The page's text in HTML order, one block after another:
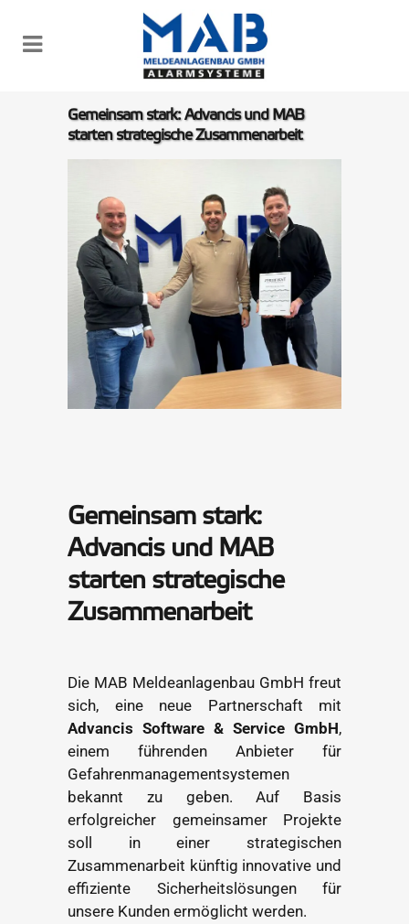
Gemeinsam stark: Advancis und MAB
starten strategische Zusammenarbeit
Gemeinsam stark:
Advancis und MAB
starten strategische
Zusammenarbeit
Die MAB Meldeanlagenbau GmbH freut
sich, eine neue Partnerschaft mit
Advancis Software & Service GmbH,
einem führenden Anbieter für
Gefahrenmanagementsystemen
bekannt zu geben. Auf Basis
erfolgreicher gemeinsamer Projekte
soll in einer strategischen
Zusammenarbeit künftig innovative und
effiziente Sicherheitslösungen für
unsere Kunden ermöglicht werden.